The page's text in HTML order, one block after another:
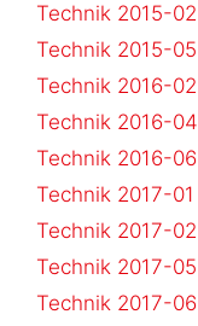
Technik 2015-02
Technik 2015-05
Technik 2016-02
Technik 2016-04
Technik 2016-06
Technik 2017-01
Technik 2017-02
Technik 2017-05
Technik 2017-06